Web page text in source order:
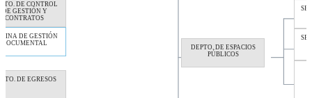
DE CONTROL
DE GESTIÓN Y
CONTRATOS
DE GESTIÓN
DOCUMENTAL
DE EGRESOS
DEPTO. DE ESPACIOS
PÚBLICOS